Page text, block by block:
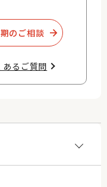
のご相談​
あるご質問​